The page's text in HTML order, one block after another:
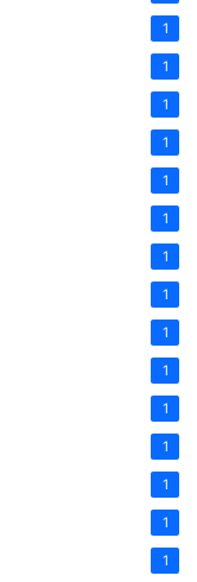
1
1
1
1
1
1
1
1
1
1
1
1
1
1
1